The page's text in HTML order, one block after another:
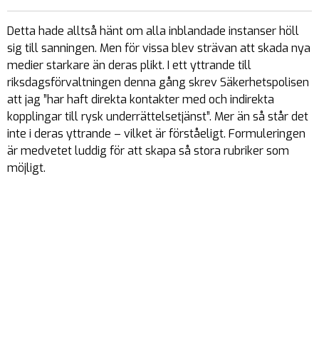
Detta hade alltså hänt om alla inblandade instanser höll
sig till sanningen. Men för vissa blev strävan att skada nya
medier starkare än deras plikt. I ett yttrande till
riksdagsförvaltningen denna gång skrev Säkerhetspolisen
att jag ”har haft direkta kontakter med och indirekta
kopplingar till rysk underrättelsetjänst”. Mer än så står det
inte i deras yttrande – vilket är förståeligt. Formuleringen
är medvetet luddig för att skapa så stora rubriker som
möjligt.